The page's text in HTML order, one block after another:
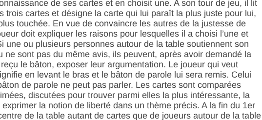
de ses cartes et en choisit une. A son tour de jeu, il lit
trois cartes et désigne la carte qui lui paraît la plus juste pour lui,
touchée. En vue de convaincre les autres de la justesse de
doit expliquer les raisons pour lesquelles il a choisi l’une et
une ou plusieurs personnes autour de la table soutiennent son
ne sont pas du même avis, ils peuvent, après avoir demandé la
le bâton, exposer leur argumentation. Le joueur qui veut
en levant le bras et le bâton de parole lui sera remis. Celui
de parole ne peut pas parler. Les cartes sont comparées
discutées pour trouver parmi elles la plus intéressante, la
la notion de liberté dans un thème précis. A la fin du 1er
de la table autant de cartes que de joueurs autour de la table